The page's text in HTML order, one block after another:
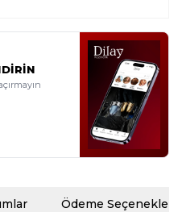
Ödeme Seçenekleri